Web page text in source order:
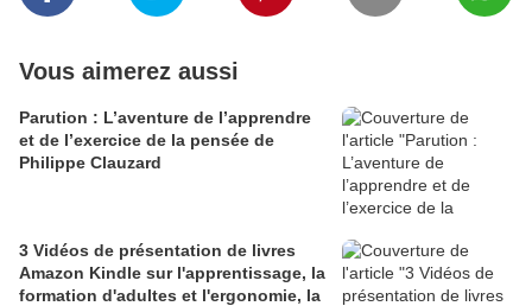
Vous aimerez aussi
Parution : L’aventure de l’apprendre
et de l’exercice de la pensée de
Philippe Clauzard
3 Vidéos de présentation de livres
Amazon Kindle sur l'apprentissage, la
formation d'adultes et l'ergonomie, la